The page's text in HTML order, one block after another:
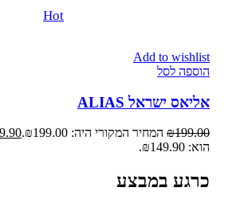
Hot
Add to wishlist
הוספה לסל
אליאס ישראל ALIAS
₪199.00 המחיר המקורי היה: ₪199.00.
הוא: ₪149.90.
כרגע במבצע